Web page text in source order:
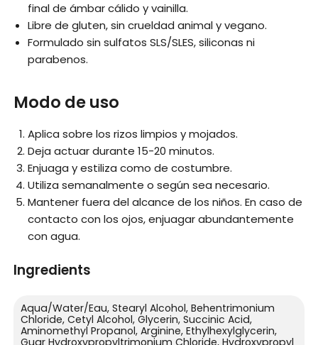
final de ámbar cálido y vainilla.
Libre de gluten, sin crueldad animal y vegano.
Formulado sin sulfatos SLS/SLES, siliconas ni
parabenos.
Modo de uso
Aplica sobre los rizos limpios y mojados.
Deja actuar durante 15-20 minutos.
Enjuaga y estiliza como de costumbre.
Utiliza semanalmente o según sea necesario.
Mantener fuera del alcance de los niños. En caso de
contacto con los ojos, enjuagar abundantemente
con agua.
Ingredients
Aqua/Water/Eau, Stearyl Alcohol, Behentrimonium
Chloride, Cetyl Alcohol, Glycerin, Succinic Acid,
Aminomethyl Propanol, Arginine, Ethylhexylglycerin,